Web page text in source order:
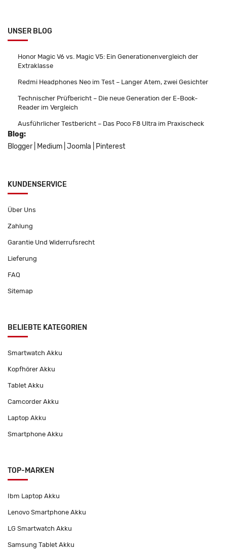
UNSER BLOG
Honor Magic V6 vs. Magic V5: Ein Generationenvergleich der
Extraklasse
Redmi Headphones Neo im Test – Langer Atem, zwei Gesichter
Technischer Prüfbericht – Die neue Generation der E-Book-
Reader im Vergleich
Ausführlicher Testbericht – Das Poco F8 Ultra im Praxischeck
Blog:
Blogger
Medium Joomla Pinterest
KUNDENSERVICE
Über Uns
Zahlung
Garantie Und Widerrufsrecht
Lieferung
FAQ
Sitemap
BELIEBTE KATEGORIEN
Smartwatch Akku
Kopfhörer Akku
Tablet Akku
Camcorder Akku
Laptop Akku
Smartphone Akku
TOP-MARKEN
Ibm Laptop Akku
Lenovo Smartphone Akku
LG Smartwatch Akku
Samsung Tablet Akku